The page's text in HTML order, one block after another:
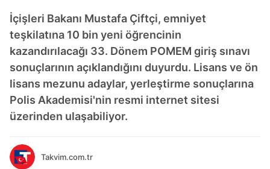
İçişleri Bakanı Mustafa Çiftçi, emniyet
teşkilatına 10 bin yeni öğrencinin
kazandırılacağı 33. Dönem POMEM giriş sınavı
sonuçlarının açıklandığını duyurdu. Lisans ve ön
lisans mezunu adaylar, yerleştirme sonuçlarına
Polis Akademisi'nin resmi internet sitesi
üzerinden ulaşabiliyor.
Takvim.com.tr